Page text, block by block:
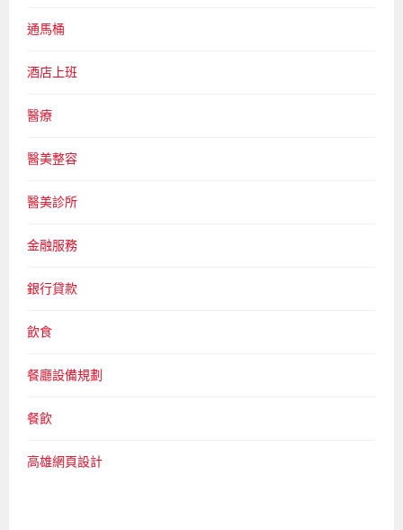
通馬桶
酒店上班
醫療
醫美整容
醫美診所
金融服務
銀行貸款
飲食
餐廳設備規劃
餐飲
高雄網頁設計